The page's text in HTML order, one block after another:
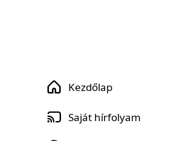
Kezdőlap
Saját hírfolyam